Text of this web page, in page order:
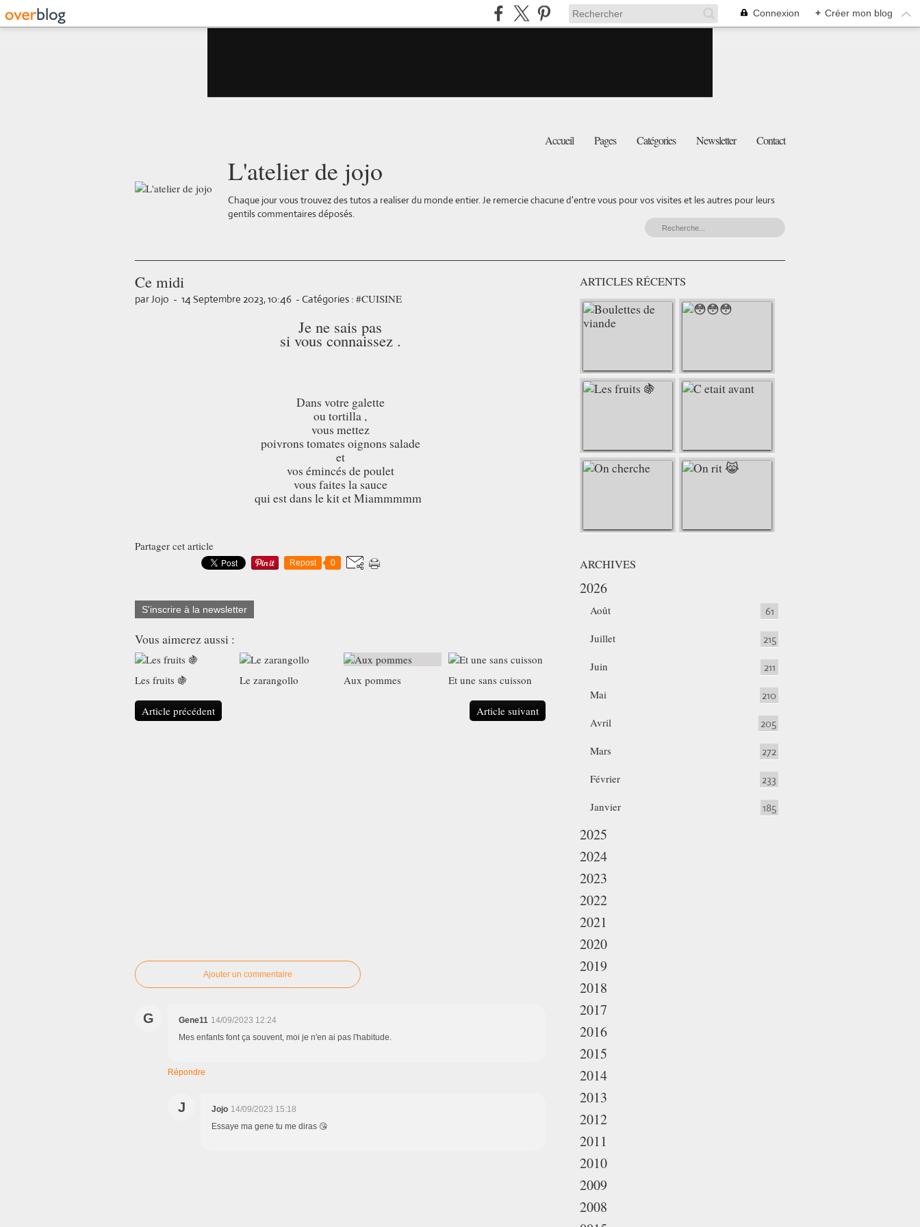
Connexion + Créer mon blog
Accueil Pages Catégories Newsletter Contact
L'atelier de jojo
Chaque jour vous trouvez des tutos a realiser du monde entier. Je remercie chacune d'entre vous pour vos visites et les autres pour leurs
gentils commentaires déposés.
Ce midi
par Jojo - 14 Septembre 2023, 10:46 - Catégories : #CUISINE
Je ne sais pas
si vous connaissez .
Dans votre galette
ou tortilla ,
vous mettez
poivrons tomates oignons salade
et
vos émincés de poulet
vous faites la sauce
qui est dans le kit et Miammmmm
Partager cet article
Repost 0
S'inscrire à la newsletter
Vous aimerez aussi :
Les fruits 🍇 Le zarangollo Aux pommes Et une sans cuisson
Article précédent Article suivant
Ajouter un commentaire
G Gene11 14/09/2023 12:24
Mes enfants font ça souvent, moi je n'en ai pas l'habitude.
Répondre
J Jojo 14/09/2023 15:18
Essaye ma gene tu me diras 😘
ARTICLES RÉCENTS
ARCHIVES
2026
Août 61
Juillet 215
Juin 211
Mai 210
Avril 205
Mars 272
Février 233
Janvier 185
2025
2024
2023
2022
2021
2020
2019
2018
2017
2016
2015
2014
2013
2012
2011
2010
2009
2008